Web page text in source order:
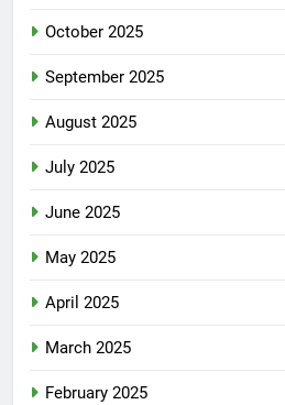
October 2025
September 2025
August 2025
July 2025
June 2025
May 2025
April 2025
March 2025
February 2025